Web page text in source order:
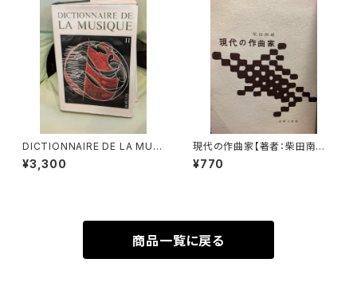
DICTIONNAIRE DE LA MUSI
QUE Ⅱ:les mens et leurs
œuvres『音楽辞典：人物とその
¥3,300
現代の作曲家【著者：柴田南雄】
出版社：音楽之友社 昭和33年
¥770
商品一覧に戻る